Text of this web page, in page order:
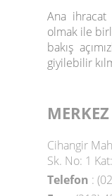
Ana ihracat
olmak ile
bakış
giyilebilir
MERKEZ
Cihangir
Sk. No: 1
Telefon :